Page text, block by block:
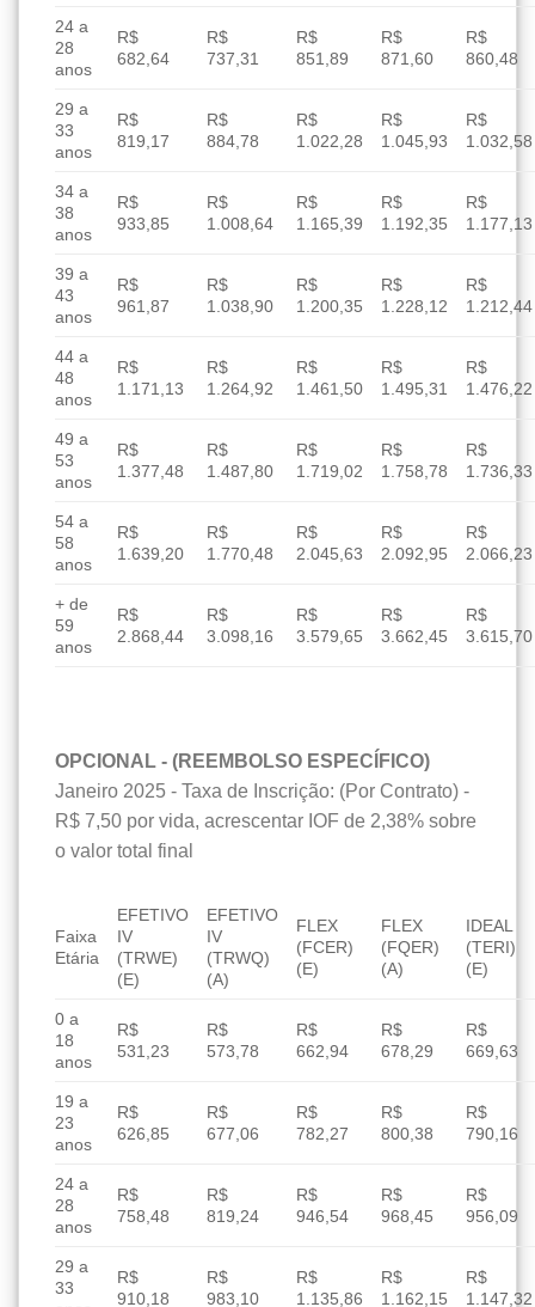
24 a
28
anos
R$
682,64
R$
737,31
R$
851,89
R$
871,60
R$
860,48
29 a
33
anos
R$
819,17
R$
884,78
R$
1.022,28
R$
1.045,93
R$
1.032,58
34 a
38
anos
R$
933,85
R$
1.008,64
R$
1.165,39
R$
1.192,35
R$
1.177,13
39 a
43
anos
R$
961,87
R$
1.038,90
R$
1.200,35
R$
1.228,12
R$
1.212,44
44 a
48
anos
R$
1.171,13
R$
1.264,92
R$
1.461,50
R$
1.495,31
R$
1.476,22
49 a
53
anos
R$
1.377,48
R$
1.487,80
R$
1.719,02
R$
1.758,78
R$
1.736,33
54 a
58
anos
R$
1.639,20
R$
1.770,48
R$
2.045,63
R$
2.092,95
R$
2.066,23
+ de
59
anos
R$
2.868,44
R$
3.098,16
R$
3.579,65
R$
3.662,45
R$
3.615,70
OPCIONAL - (REEMBOLSO ESPECÍFICO)
Janeiro 2025 - Taxa de Inscrição: (Por Contrato) -
R$ 7,50 por vida, acrescentar IOF de 2,38% sobre
o valor total final
Faixa
Etária
EFETIVO
IV
(TRWE)
(E)
EFETIVO
IV
(TRWQ)
(A)
FLEX
(FCER)
(E)
FLEX
(FQER)
(A)
IDEAL
(TERI)
(E)
0 a
18
anos
R$
531,23
R$
573,78
R$
662,94
R$
678,29
R$
669,63
19 a
23
anos
R$
626,85
R$
677,06
R$
782,27
R$
800,38
R$
790,16
24 a
28
anos
R$
758,48
R$
819,24
R$
946,54
R$
968,45
R$
956,09
29 a
33
R$
910,18
R$
983,10
R$
1.135,86
R$
1.162,15
R$
1.147,32